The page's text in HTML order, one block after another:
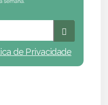
de Privacidade